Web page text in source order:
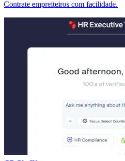
Contrate empreiteiros com facilidade.​​